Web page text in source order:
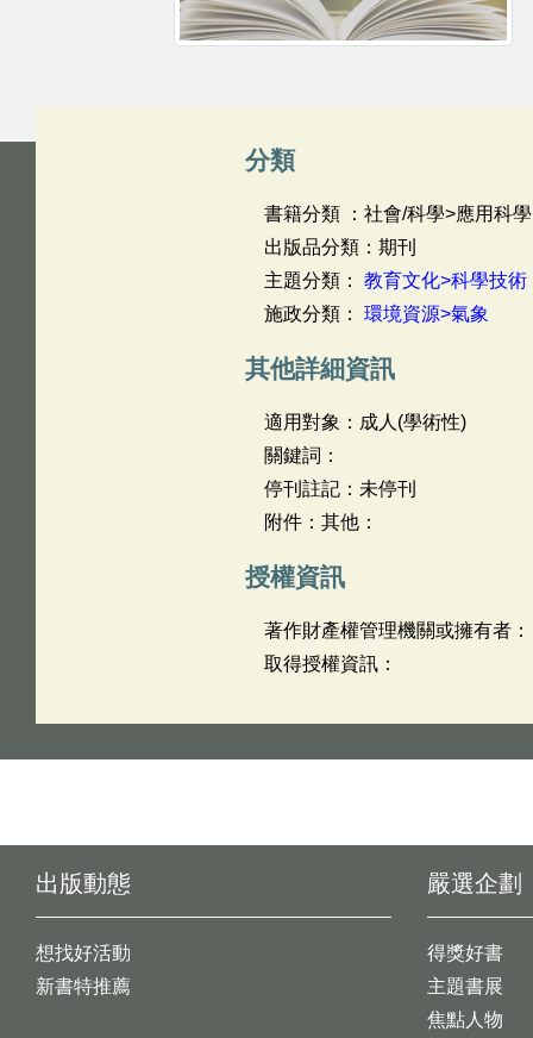
分類
書籍分類 ：社會/科學>應用科學
出版品分類：期刊
主題分類： 教育文化>科學技術
施政分類： 環境資源>氣象
其他詳細資訊
適用對象：成人(學術性)
關鍵詞：
停刊註記：未停刊
附件：其他：
授權資訊
著作財產權管理機關或擁有者：
取得授權資訊：
出版動態
想找好活動
新書特推薦
嚴選企劃
得獎好書
主題書展
焦點人物